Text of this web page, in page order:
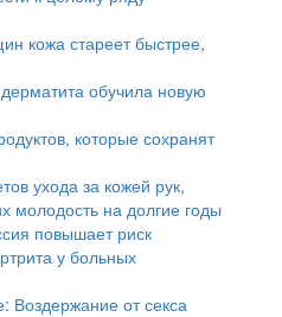
кожа стареет быстрее,
обучила новую
которые сохранят
ухода за кожей рук,
молодость на долгие годы
повышает риск
у больных
Воздержание от секса